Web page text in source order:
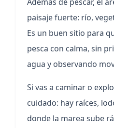
paisaje fuerte: río,
Es un buen sitio para
pesca con calma, sin
agua y observando
Si vas a caminar o
cuidado: hay raíces,
donde la marea sube